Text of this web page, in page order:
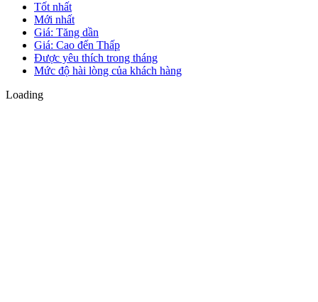
Tốt nhất
Mới nhất
Giá: Tăng dần
Giá: Cao đến Thấp
Được yêu thích trong tháng
Mức độ hài lòng của khách hàng
Loading